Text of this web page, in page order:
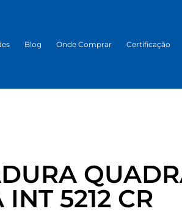
Blog Onde Comprar Certificação
INT 5212 CR